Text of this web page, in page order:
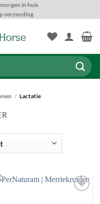
in huis
verzending
/ Lactatie